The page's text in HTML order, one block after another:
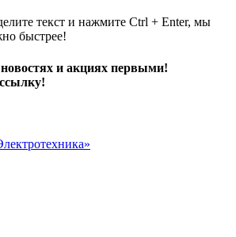
текст и нажмите Ctrl + Enter, мы
быстрее!
и акциях первыми!